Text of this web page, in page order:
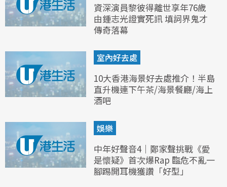
資深演員黎彼得離世享年76歲
由鍾志光證實死訊 填詞界鬼才
傳奇落幕
室內好去處
10大香港海景好去處推介！半島
直升機連下午茶/海景餐廳/海上
酒吧
娛樂
中年好聲音4｜鄭家聲挑戰《愛
是懷疑》首次爆Rap 臨危不亂一
腳踢開耳機獲讚「好型」